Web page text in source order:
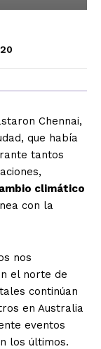
Chennai,
que había
tantos
climático
con la
nos
el norte de
continúan
en Australia
eventos
los últimos.